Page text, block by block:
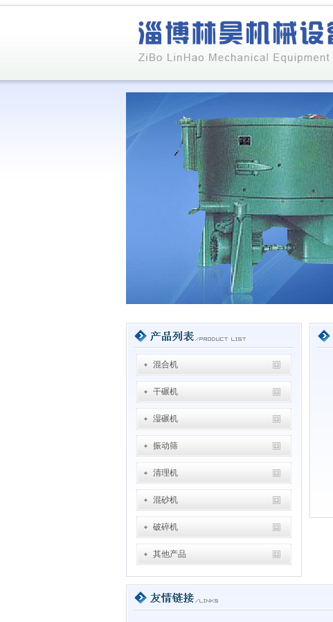
混合机
干碾机
湿碾机
振动筛
清理机
混砂机
破碎机
其他产品